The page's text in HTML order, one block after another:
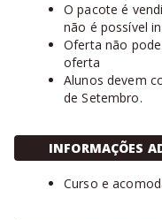
O pacote é
não é possível
Oferta não
oferta
Alunos devem
de Setembro.
INFORMAÇÕES
Curso e